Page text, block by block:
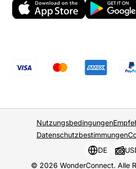
© 2026 WonderConnect. Alle
Nutzungsbedingungen
Datenschutzbestimmungen
DE